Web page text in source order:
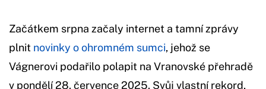
Začátkem srpna začaly internet a tamní zprávy
plnit novinky o ohromném sumci, jehož se
Vágnerovi podařilo polapit na Vranovské přehradě
v pondělí 28. července 2025. Svůj vlastní rekord,